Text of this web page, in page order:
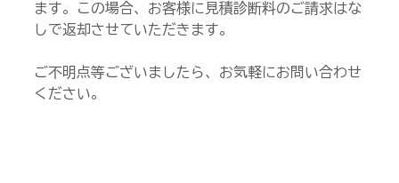
ます。この場合、お客様に見積診断料のご請求はな
しで返却させていただきます。
ご不明点等ございましたら、お気軽にお問い合わせ
ください。